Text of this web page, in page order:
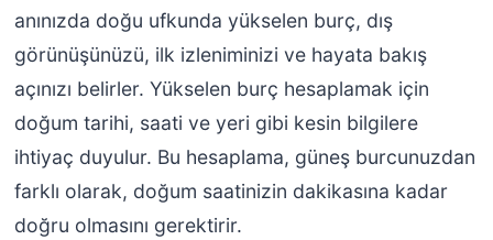
anınızda doğu ufkunda yükselen burç, dış
görünüşünüzü, ilk izleniminizi ve hayata bakış
açınızı belirler. Yükselen burç hesaplamak için
doğum tarihi, saati ve yeri gibi kesin bilgilere
ihtiyaç duyulur. Bu hesaplama, güneş burcunuzdan
farklı olarak, doğum saatinizin dakikasına kadar
doğru olmasını gerektirir.